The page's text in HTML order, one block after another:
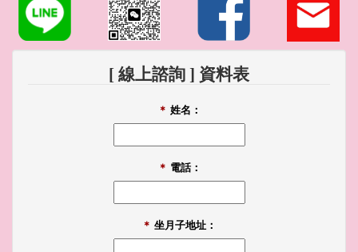
[ 線上諮詢 ] 資料表
＊ 姓名：
＊ 電話：
＊ 坐月子地址：